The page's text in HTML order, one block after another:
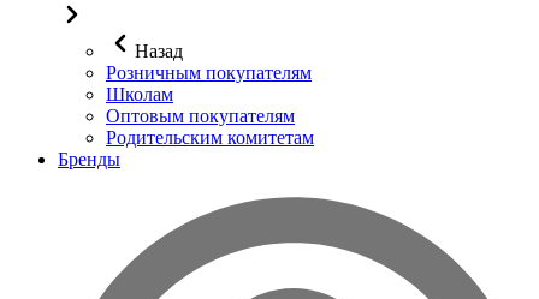
Назад
Розничным покупателям
Школам
Оптовым покупателям
Родительским комитетам
Бренды